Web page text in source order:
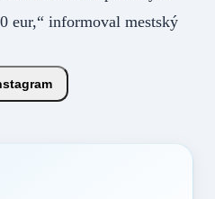
eur,“ informoval mestský